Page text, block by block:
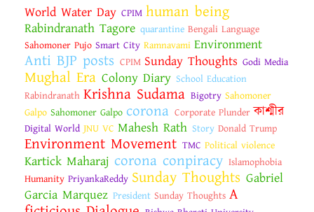
World Water Day CPIM human being
Rabindranath Tagore quarantine Bengali Language
Sahomoner Pujo Smart City Ramnavami Environment
Anti BJP posts CPIM Sunday Thoughts Godi Media
Mughal Era Colony Diary School Education
Rabindranath Krishna Sudama Bigotry Sahomoner
Galpo Sahomoner Galpo corona Corporate Plunder কাশ্মীর
Digital World JNU VC Mahesh Rath Story Donald Trump
Environment Movement TMC Political violence
Kartick Maharaj corona conpiracy Islamophobia
Humanity PriyankaReddy Sunday Thoughts Gabriel
Garcia Marquez President Sunday Thoughts A